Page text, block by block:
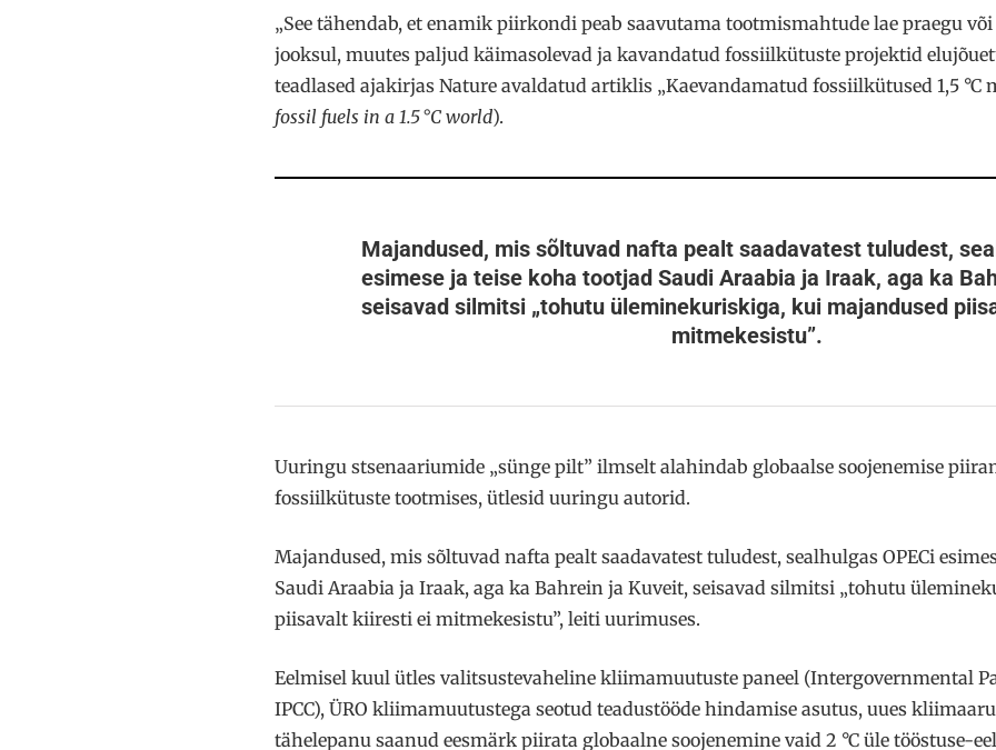
„See tähendab, et enamik piirkondi peab saavutama tootmismahtude lae praegu
jooksul, muutes paljud käimasolevad ja kavandatud fossiilkütuste projektid
teadlased ajakirjas Nature avaldatud artiklis „Kaevandamatud fossiilkütused 1,5 °C
fossil fuels in a 1.5°C world).
Majandused, mis sõltuvad nafta pealt saadavatest tuludest,
esimese ja teise koha tootjad Saudi Araabia ja Iraak, aga ka
seisavad silmitsi „tohutu üleminekuriskiga, kui majandused
mitmekesistu”.
Uuringu stsenaariumide „sünge pilt” ilmselt alahindab globaalse soojenemise
fossiilkütuste tootmises, ütlesid uuringu autorid.
Majandused, mis sõltuvad nafta pealt saadavatest tuludest, sealhulgas OPECi
Saudi Araabia ja Iraak, aga ka Bahrein ja Kuveit, seisavad silmitsi „tohutu
piisavalt kiiresti ei mitmekesistu”, leiti uurimuses.
Eelmisel kuul ütles valitsustevaheline kliimamuutuste paneel (Intergovernmental
IPCC), ÜRO kliimamuutustega seotud teadustööde hindamise asutus, uues
tähelepanu saanud eesmärk piirata globaalne soojenemine vaid 2 °C üle tööstuse-